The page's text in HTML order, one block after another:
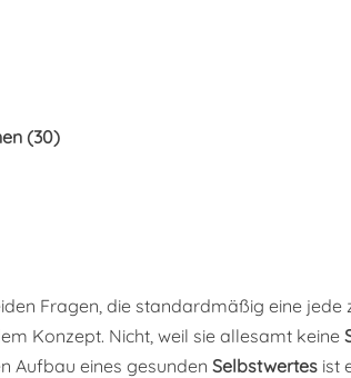
(30)
Fragen, die standardmäßig eine
Konzept. Nicht, weil sie allesamt keine
Aufbau eines gesunden Selbstwertes ist